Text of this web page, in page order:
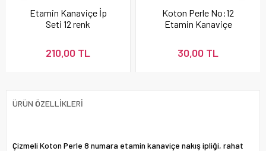
Etamin Kanaviçe İp
Seti 12 renk
210,00 TL
Koton Perle No:12
Etamin Kanaviçe
30,00 TL
ÜRÜN ÖZELLIKLERI
Çizmeli Koton Perle 8 numara etamin kanaviçe nakış ipliği, rahat